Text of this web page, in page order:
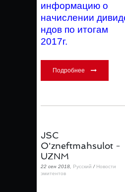
информацию о
начислении
ндов по итогам
2017г.
Подробнее
JSC
O'zneftmahsulot -
UZNM
22 сен 2018, Русский / Новости
эмитентов